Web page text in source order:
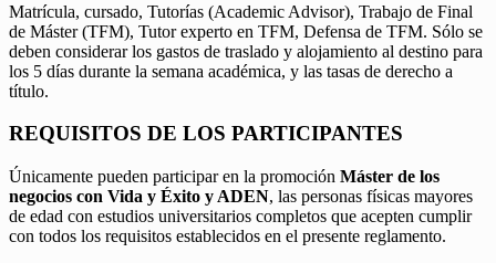
Matrícula, cursado, Tutorías (Academic Advisor), Trabajo de Final
de Máster (TFM), Tutor experto en TFM, Defensa de TFM. Sólo se
deben considerar los gastos de traslado y alojamiento al destino para
los 5 días durante la semana académica, y las tasas de derecho a
título.
REQUISITOS DE LOS PARTICIPANTES
Únicamente pueden participar en la promoción Máster de los
negocios con Vida y Éxito y ADEN, las personas físicas mayores
de edad con estudios universitarios completos que acepten cumplir
con todos los requisitos establecidos en el presente reglamento.